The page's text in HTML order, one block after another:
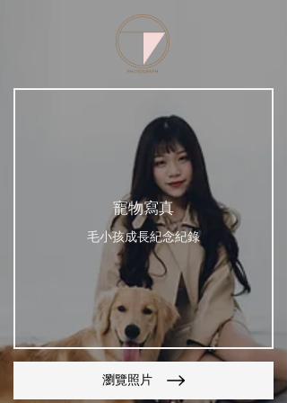
寵物寫真
毛小孩成長紀念紀錄
瀏覽照片